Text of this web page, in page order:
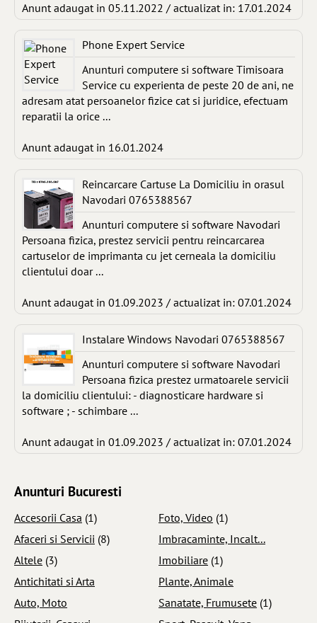
Anunt adaugat in 05.11.2022 / actualizat in: 17.01.2024
Phone Expert Service
Anunturi computere si software Timisoara
Service cu experienta de peste 20 de ani, ne
adresam atat persoanelor fizice cat si juridice, efectuam
reparatii la orice ...
Anunt adaugat in 16.01.2024
Reincarcare Cartuse La Domiciliu in orasul
Navodari 0765388567
Anunturi computere si software Navodari
Persoana fizica, prestez servicii pentru reincarcarea
cartuselor de imprimanta cu jet cerneala la domiciliu
clientului doar ...
Anunt adaugat in 01.09.2023 / actualizat in: 07.01.2024
Instalare Windows Navodari 0765388567
Anunturi computere si software Navodari
Persoana fizica prestez urmatoarele servicii
la domiciliu clientului: - diagnosticare hardware si
software ; - schimbare ...
Anunt adaugat in 01.09.2023 / actualizat in: 07.01.2024
Anunturi Bucuresti
Accesorii Casa (1)
Afaceri si Servicii (8)
Altele (3)
Antichitati si Arta
Auto, Moto
Foto, Video (1)
Imbracaminte, Incalt...
Imobiliare (1)
Plante, Animale
Sanatate, Frumusete (1)